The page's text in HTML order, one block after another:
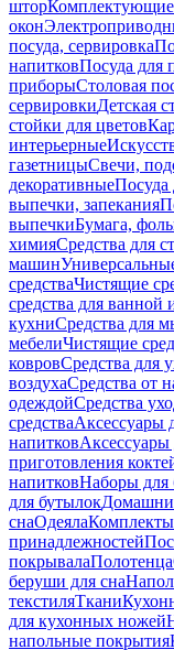
шторКомплектующие
окон
посуда, сервировка
напитковПосуда для
приборыСтоловая
сервировкиДетская
стойки для цветов
интерьерные
газетницыСвечи,
декоративныеПосуда
выпечки, запекания
выпечкиБумага,
химияСредства для
машин
средстваЧистящие
средства для ванной
кухниСредства для
мебелиЧистящие
ковровСредства для
воздухаСредства от
одеждойСредства
средстваАксессуары
напитковАксессуары
приготовления
напитковНаборы для
для бутылок
снаОдеяла
принадлежностей
покрывалаПолотенца
беруши для сна
текстиляТкани
для кухонных ножей
напольные покрытия